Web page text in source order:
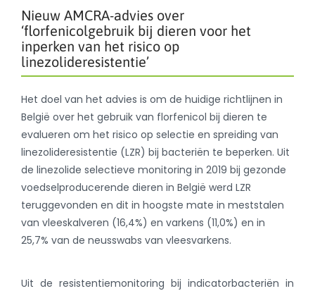
Nieuw AMCRA-advies over
‘florfenicolgebruik bij dieren voor het
inperken van het risico op
linezolideresistentie’
Het doel van het advies is om de huidige richtlijnen in
België over het gebruik van florfenicol bij dieren te
evalueren om het risico op selectie en spreiding van
linezolideresistentie (LZR) bij bacteriën te beperken. Uit
de linezolide selectieve monitoring in 2019 bij gezonde
voedselproducerende dieren in België werd LZR
teruggevonden en dit in hoogste mate in meststalen
van vleeskalveren (16,4%) en varkens (11,0%) en in
25,7% van de neusswabs van vleesvarkens.
Uit de resistentiemonitoring bij indicatorbacteriën in